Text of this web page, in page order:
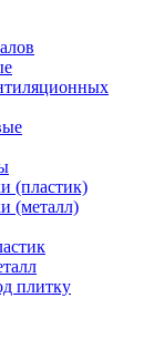
(пластик)
(металл)
плитку